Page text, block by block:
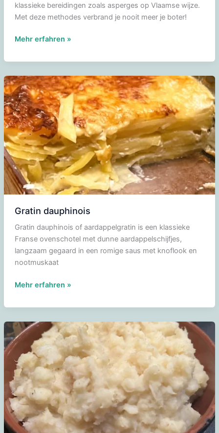
klassieke bereidingen zoals asperges op Vlaamse wijze.
Met deze methodes verbrand je nooit meer je boter!
Geklaarde
Mehr erfahren »
Gratin dauphinois
Gratin dauphinois of aardappelgratin is een klassieke
Franse ovenschotel met dunne aardappelschijfjes,
langzaam gegaard in een romige saus met knoflook en
nootmuskaat
Gratin
Mehr erfahren »